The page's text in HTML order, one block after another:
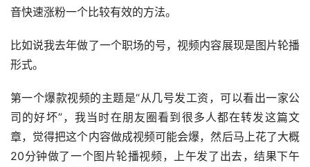
音快速涨粉一个比较有效的方法。
比如说我去年做了一个职场的号，视频内容展现是图片轮播
形式。
第一个爆款视频的主题是“从几号发工资，可以看出一家公
司的好坏”，我当时在朋友圈看到很多人都在转发这篇文
章，觉得把这个内容做成视频可能会爆，然后马上花了大概
20分钟做了一个图片轮播视频，上午发了出去，结果下午